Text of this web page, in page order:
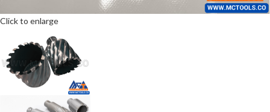
Click to enlarge